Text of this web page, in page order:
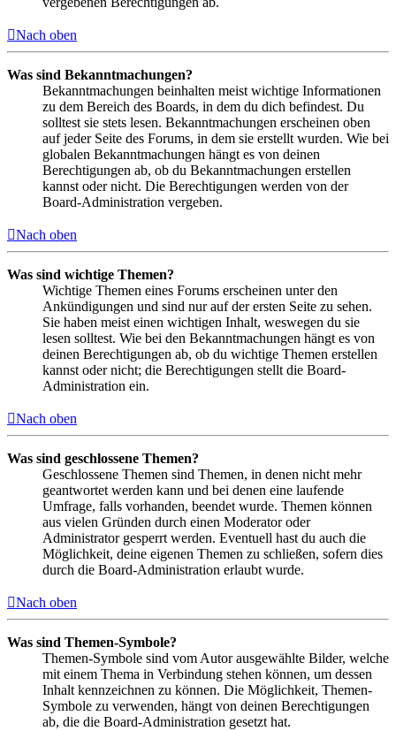
Nach oben
Was sind Bekanntmachungen?
Bekanntmachungen beinhalten meist wichtige Informationen
zu dem Bereich des Boards, in dem du dich befindest. Du
solltest sie stets lesen. Bekanntmachungen erscheinen oben
auf jeder Seite des Forums, in dem sie erstellt wurden. Wie bei
globalen Bekanntmachungen hängt es von deinen
Berechtigungen ab, ob du Bekanntmachungen erstellen
kannst oder nicht. Die Berechtigungen werden von der
Board-Administration vergeben.
Nach oben
Was sind wichtige Themen?
Wichtige Themen eines Forums erscheinen unter den
Ankündigungen und sind nur auf der ersten Seite zu sehen.
Sie haben meist einen wichtigen Inhalt, weswegen du sie
lesen solltest. Wie bei den Bekanntmachungen hängt es von
deinen Berechtigungen ab, ob du wichtige Themen erstellen
kannst oder nicht; die Berechtigungen stellt die Board-
Administration ein.
Nach oben
Was sind geschlossene Themen?
Geschlossene Themen sind Themen, in denen nicht mehr
geantwortet werden kann und bei denen eine laufende
Umfrage, falls vorhanden, beendet wurde. Themen können
aus vielen Gründen durch einen Moderator oder
Administrator gesperrt werden. Eventuell hast du auch die
Möglichkeit, deine eigenen Themen zu schließen, sofern dies
durch die Board-Administration erlaubt wurde.
Nach oben
Was sind Themen-Symbole?
Themen-Symbole sind vom Autor ausgewählte Bilder, welche
mit einem Thema in Verbindung stehen können, um dessen
Inhalt kennzeichnen zu können. Die Möglichkeit, Themen-
Symbole zu verwenden, hängt von deinen Berechtigungen
ab, die die Board-Administration gesetzt hat.